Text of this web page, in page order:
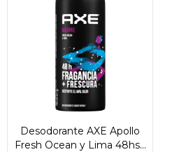
Desodorante AXE Apollo
Fresh Ocean y Lima 48hs -